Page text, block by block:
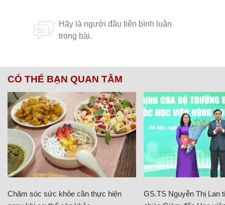
CÓ THỂ BẠN QUAN TÂM
Chăm sóc sức khỏe cần thực hiện
GS.TS Nguyễn Thị Lan